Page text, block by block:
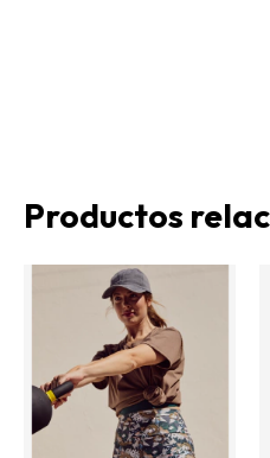
Productos